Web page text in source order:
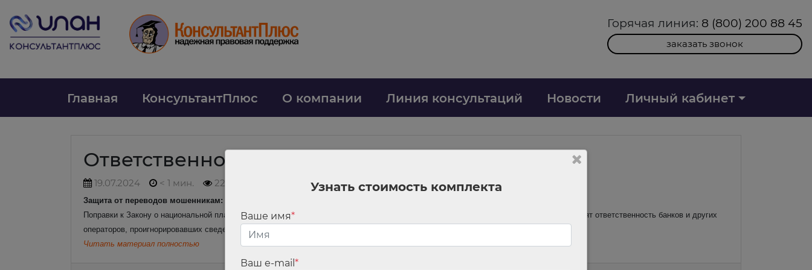
Горячая линия: 8 (800) 200 88 45
заказать звонок
Главная КонсультантПлюс О компании Линия консультаций Новости Личный кабинет
Ответственность
19.07.2024 < 1 мин. 222
Защита от переводов мошенникам: что меняется с 25 июля 2024 года
Поправки к Закону о национальной платежной системе призваны усилить борьбу с переводами без согласия клиента (антифрод). Вводят ответственность банков и других
операторов, проигнорировавших сведения из антифрод-базы ЦБ РФ.
Читать материал полностью
Узнать стоимость комплекта
Ваше имя*
Ваш e-mail *